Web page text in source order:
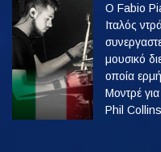
Ο Fabio
Ιταλός
μουσικό
οποία
Μοντρέ
Phil